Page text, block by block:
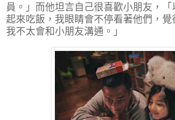
員。」而他坦言自己很喜歡小朋友，
起來吃飯，我眼睛會不停看著他們，
我不太會和小朋友溝通。」